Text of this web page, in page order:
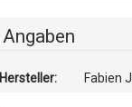
Hersteller: Fabien